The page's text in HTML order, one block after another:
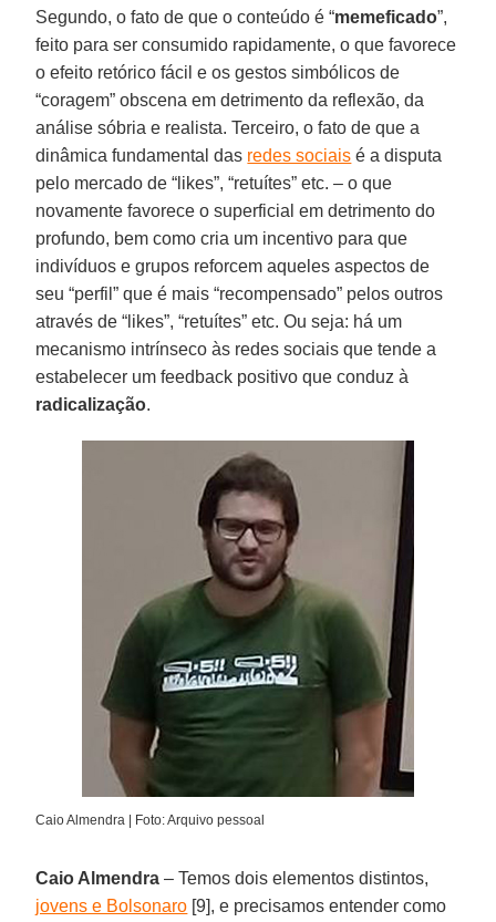
Segundo, o fato de que o conteúdo é “memeficado”,
feito para ser consumido rapidamente, o que favorece
o efeito retórico fácil e os gestos simbólicos de
“coragem” obscena em detrimento da reflexão, da
análise sóbria e realista. Terceiro, o fato de que a
dinâmica fundamental das redes sociais é a disputa
pelo mercado de “likes”, “retuítes” etc. – o que
novamente favorece o superficial em detrimento do
profundo, bem como cria um incentivo para que
indivíduos e grupos reforcem aqueles aspectos de
seu “perfil” que é mais “recompensado” pelos outros
através de “likes”, “retuítes” etc. Ou seja: há um
mecanismo intrínseco às redes sociais que tende a
estabelecer um feedback positivo que conduz à
radicalização.
Caio Almendra | Foto: Arquivo pessoal
Caio Almendra – Temos dois elementos distintos,
jovens e Bolsonaro [9], e precisamos entender como